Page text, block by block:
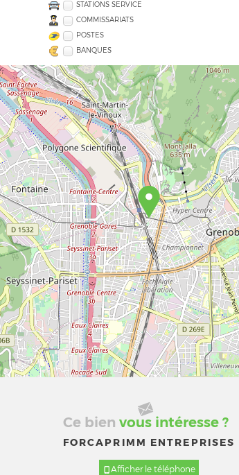
STATIONS SERVICE
COMMISSARIATS
POSTES
BANQUES
Ce bien vous intéresse ?
FORCAPRIMM ENTREPRISES
Afficher le téléphone